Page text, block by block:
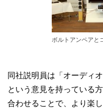
ボルトアンペアと
同社説明員は「オーディ
という意見を持っている
合わせることで、より楽